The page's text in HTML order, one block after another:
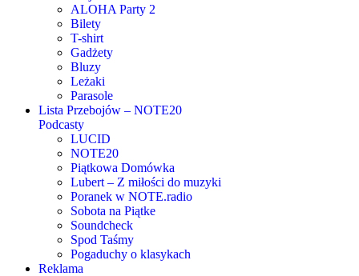
ALOHA Party 2
Bilety
T-shirt
Gadżety
Bluzy
Leżaki
Parasole
Lista Przebojów – NOTE20
Podcasty
LUCID
NOTE20
Piątkowa Domówka
Lubert – Z miłości do muzyki
Poranek w NOTE.radio
Sobota na Piątke
Soundcheck
Spod Taśmy
Pogaduchy o klasykach
Reklama